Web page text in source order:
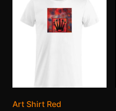
Art Shirt Red